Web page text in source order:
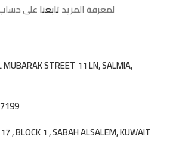
لمعرفة المزيدتابعناعلى حساب
MUBARAK STREET 11 LN, SALMIA,
, BLOCK 1 , SABAH ALSALEM, KUWAIT